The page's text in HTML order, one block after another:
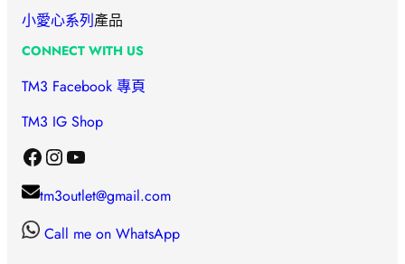
小愛心系列產品
CONNECT WITH US
TM3 Facebook 專頁
TM3 IG Shop
Facebook Instagram YouTube
tm3outlet@gmail.com
Call me on WhatsApp